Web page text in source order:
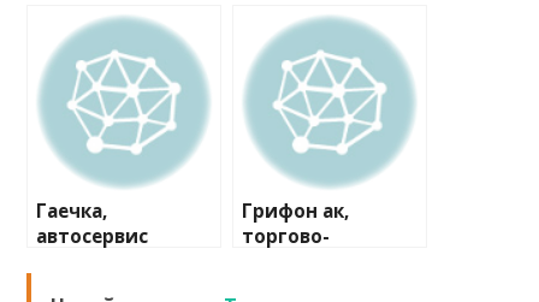
Гаечка,
автосервис
Грифон ак,
торгово-